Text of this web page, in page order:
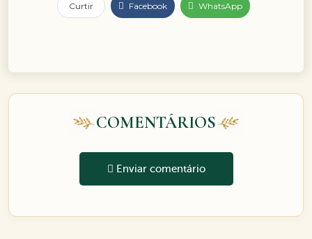
Curtir Facebook WhatsApp
COMENTÁRIOS
Enviar comentário